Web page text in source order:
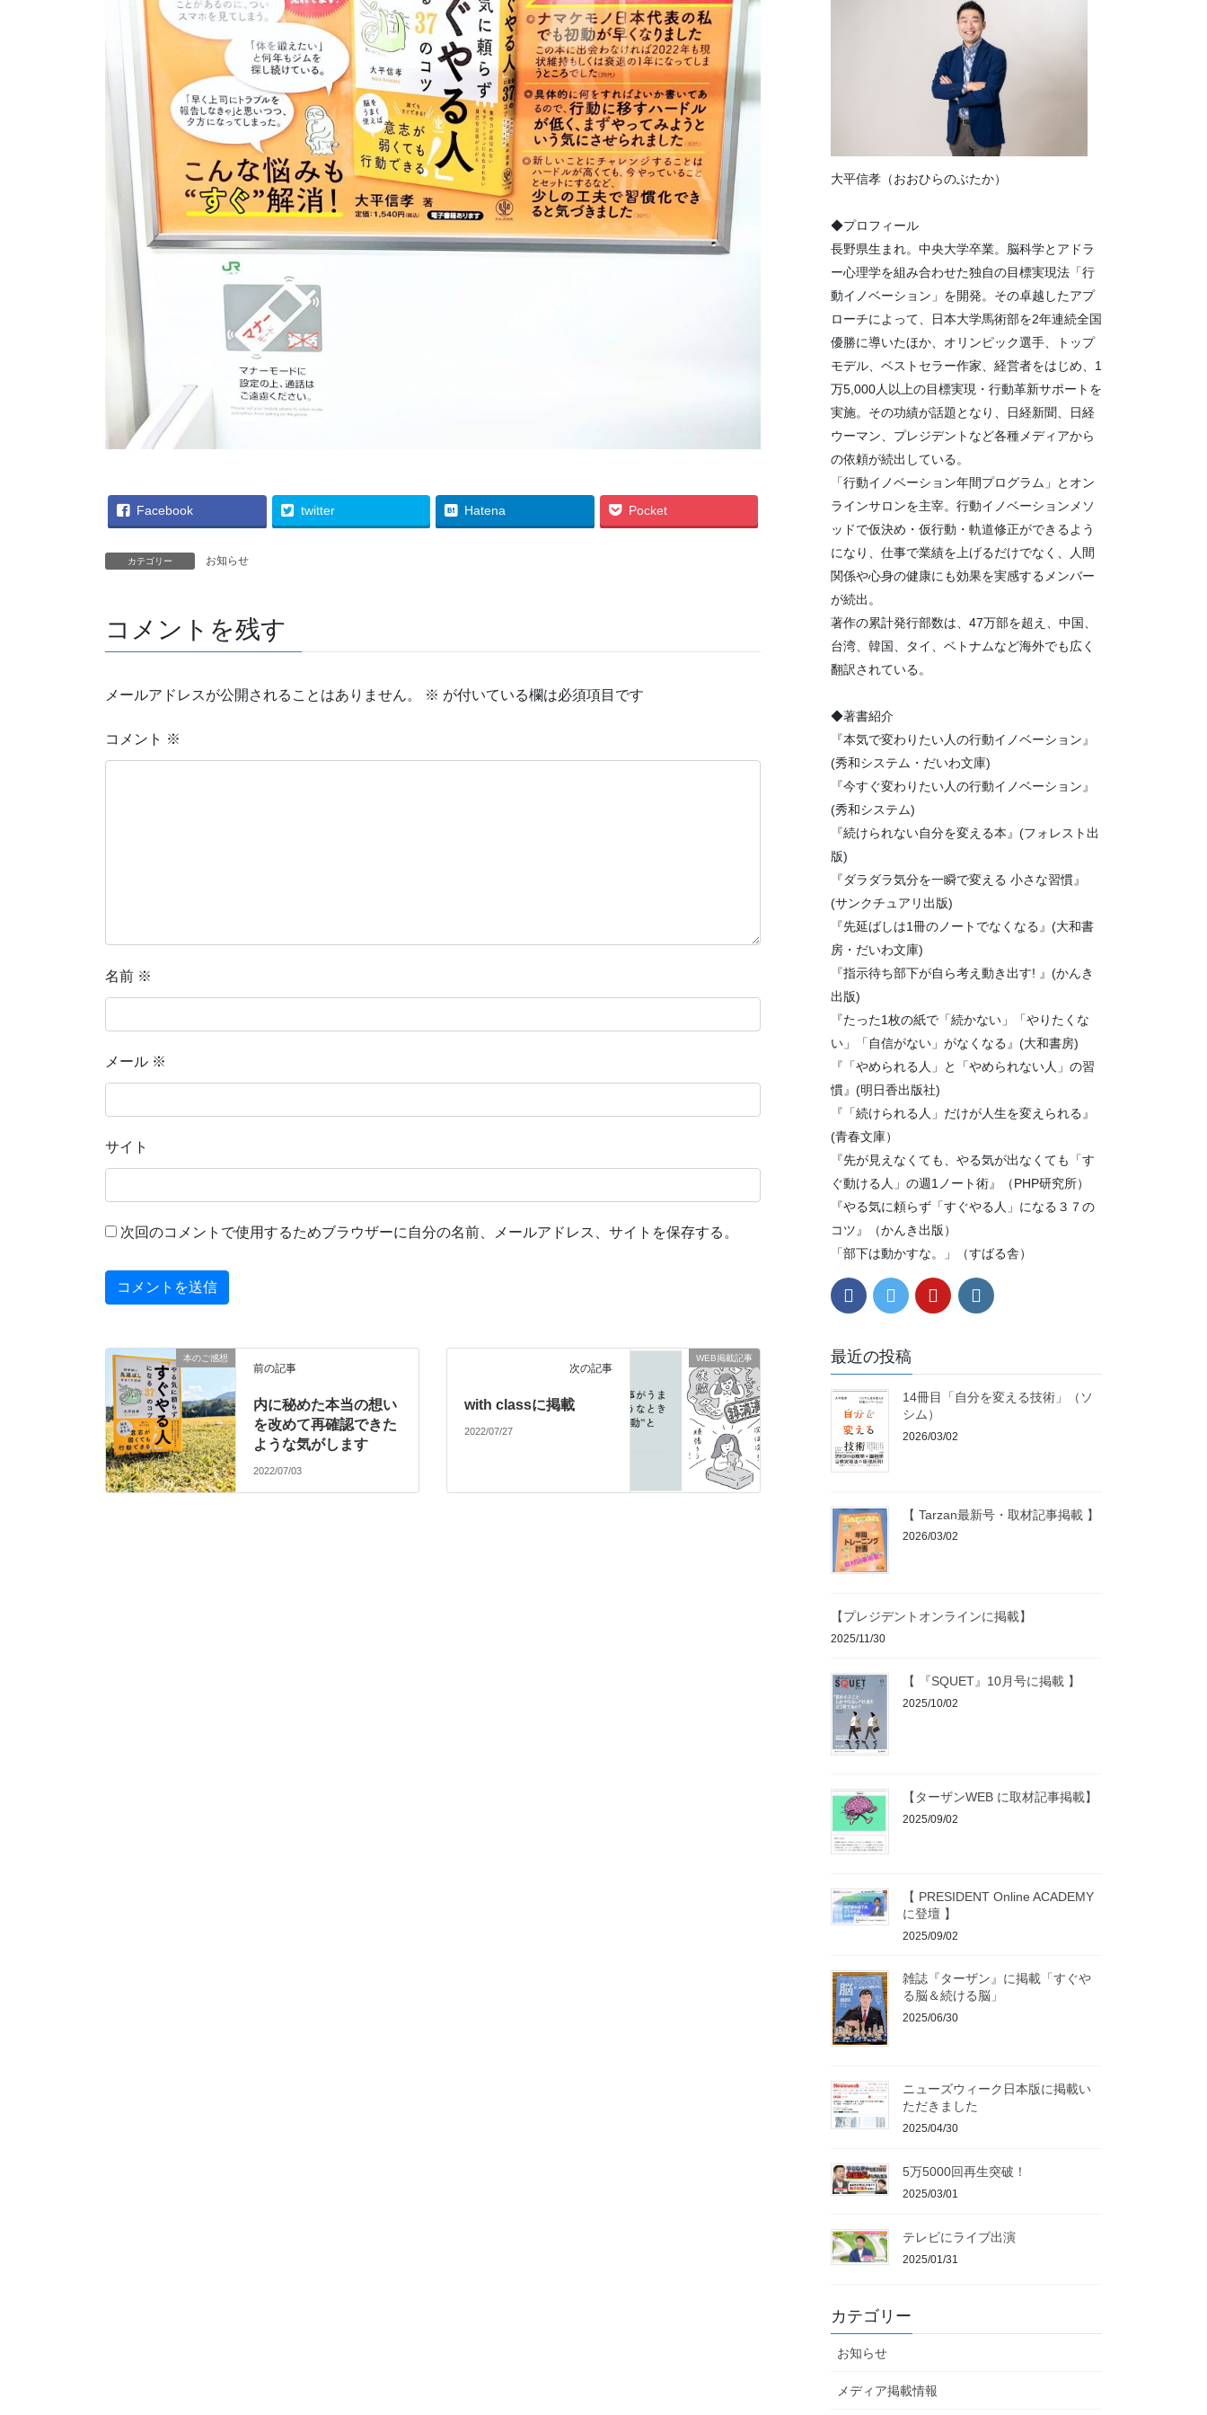
Facebook twitter Hatena Pocket
カテゴリー お知らせ
コメントを残す
メールアドレスが公開されることはありません。 ※ が付いている欄は必須項目です
コメント ※
名前 ※
メール ※
サイト
次回のコメントで使用するためブラウザーに自分の名前、メールアドレス、サイトを保存する。
本のご感想
前の記事
内に秘めた本当の想い
を改めて再確認できた
ような気がします
2022/07/03
WEB掲載記事
次の記事
with classに掲載
2022/07/27
大平信孝（おおひらのぶたか）
◆プロフィール
長野県生まれ。中央大学卒業。脳科学とアドラ
ー心理学を組み合わせた独自の目標実現法「行
動イノベーション」を開発。その卓越したアプ
ローチによって、日本大学馬術部を2年連続全国
優勝に導いたほか、オリンピック選手、トップ
モデル、ベストセラー作家、経営者をはじめ、1
万5,000人以上の目標実現・行動革新サポートを
実施。その功績が話題となり、日経新聞、日経
ウーマン、プレジデントなど各種メディアから
の依頼が続出している。
「行動イノベーション年間プログラム」とオン
ラインサロンを主宰。行動イノベーションメソ
ッドで仮決め・仮行動・軌道修正ができるよう
になり、仕事で業績を上げるだけでなく、人間
関係や心身の健康にも効果を実感するメンバー
が続出。
著作の累計発行部数は、47万部を超え、中国、
台湾、韓国、タイ、ベトナムなど海外でも広く
翻訳されている。
◆著書紹介
『本気で変わりたい人の行動イノベーション』
(秀和システム・だいわ文庫)
『今すぐ変わりたい人の行動イノベーション』
(秀和システム)
『続けられない自分を変える本』(フォレスト出
版)
『ダラダラ気分を一瞬で変える 小さな習慣』
(サンクチュアリ出版)
『先延ばしは1冊のノートでなくなる』(大和書
房・だいわ文庫)
『指示待ち部下が自ら考え動き出す! 』(かんき
出版)
『たった1枚の紙で「続かない」「やりたくな
い」「自信がない」がなくなる』(大和書房)
『「やめられる人」と「やめられない人」の習
慣』(明日香出版社)
『「続けられる人」だけが人生を変えられる』
(青春文庫）
『先が見えなくても、やる気が出なくても「す
ぐ動ける人」の週1ノート術』（PHP研究所）
『やる気に頼らず「すぐやる人」になる３７の
コツ』（かんき出版）
「部下は動かすな。」（すばる舎）
最近の投稿
14冊目「自分を変える技術」（ソ
シム）
2026/03/02
【 Tarzan最新号・取材記事掲載 】
2026/03/02
【プレジデントオンラインに掲載】
2025/11/30
【 『SQUET』10月号に掲載 】
2025/10/02
【ターザンWEB に取材記事掲載】
2025/09/02
【 PRESIDENT Online ACADEMY
に登壇 】
2025/09/02
雑誌『ターザン』に掲載「すぐや
る脳＆続ける脳」
2025/06/30
ニューズウィーク日本版に掲載い
ただきました
2025/04/30
5万5000回再生突破！
2025/03/01
テレビにライブ出演
2025/01/31
カテゴリー
お知らせ
メディア掲載情報